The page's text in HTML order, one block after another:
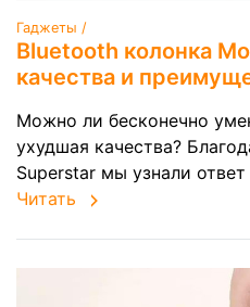
Гаджеты /
Bluetooth колонка
качества и
Можно ли бесконечно
ухудшая качества?
Superstar мы узнали ответ
Читать